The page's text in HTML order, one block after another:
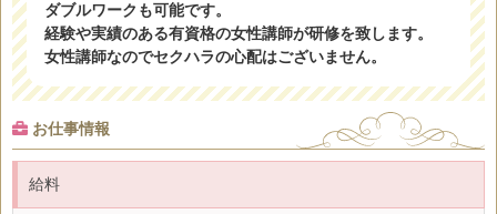
ダブルワークも可能です。
経験や実績のある有資格の女性講師が研修を致します。
女性講師なのでセクハラの心配はございません。
お仕事情報
給料